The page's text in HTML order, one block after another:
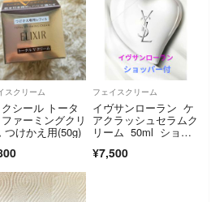
スクリーム
シール トータ
ァーミングクリ
つけかえ用(50g)
フェイスクリーム
イヴサンローラン ケ
アクラッシュセラムク
リーム 50ml ショッ
¥7,500